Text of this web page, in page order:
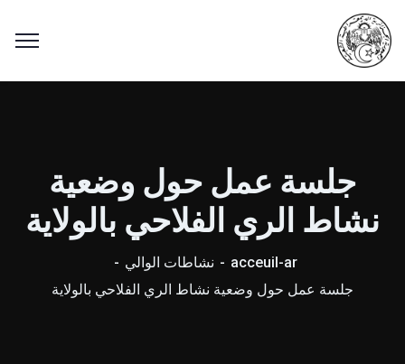
جلسة عمل حول وضعية
نشاط الري الفلاحي بالولاية
acceuil-ar
نشاطات الوالي
جلسة عمل حول وضعية نشاط الري الفلاحي بالولاية